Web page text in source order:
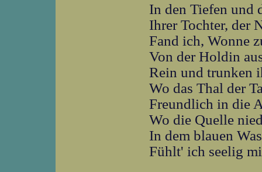
In den Tiefen und
Ihrer Tochter, der
Fand ich, Wonne
Von der Holdin
Rein und trunken
Wo das Thal der
Freundlich in die
Wo die Quelle
In dem blauen
Fühlt' ich seelig